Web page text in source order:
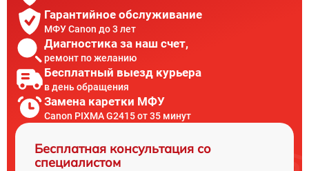
Гарантийное обслуживание
МФУ Canon до 3 лет
Диагностика за наш счет,
ремонт по желанию
Бесплатный выезд курьера
в день обращения
Замена каретки МФУ
Canon PIXMA G2415 от 35 минут
Бесплатная консультация со
специалистом